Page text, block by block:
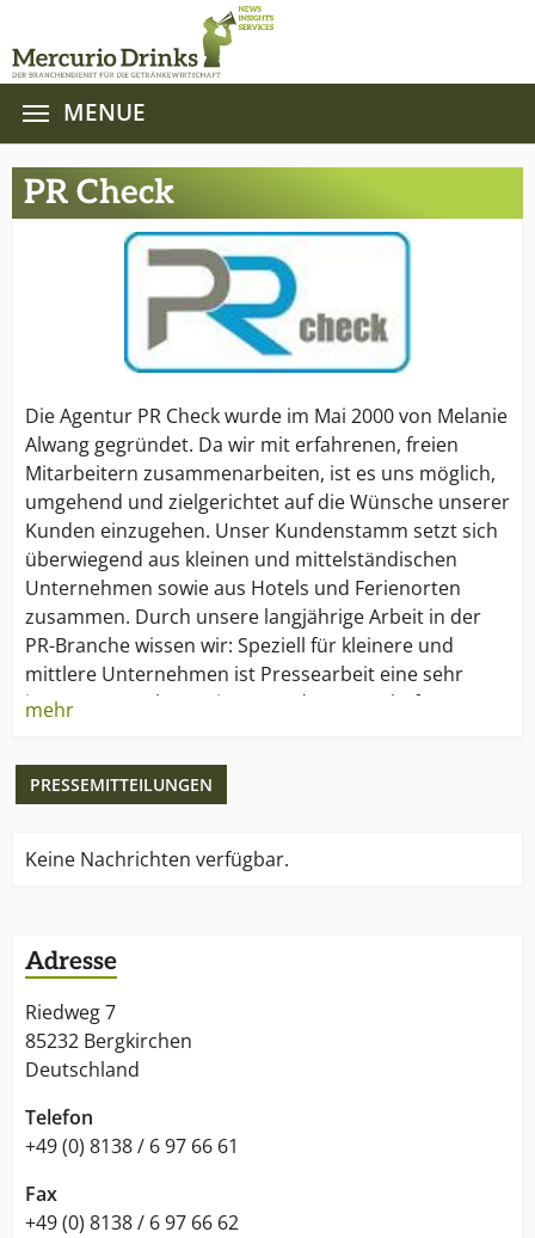
MENUE
PR Check
Die Agentur PR Check wurde im Mai 2000 von Melanie
Alwang gegründet. Da wir mit erfahrenen, freien
Mitarbeitern zusammenarbeiten, ist es uns möglich,
umgehend und zielgerichtet auf die Wünsche unserer
Kunden einzugehen. Unser Kundenstamm setzt sich
überwiegend aus kleinen und mittelständischen
Unternehmen sowie aus Hotels und Ferienorten
zusammen. Durch unsere langjährige Arbeit in der
PR-Branche wissen wir: Speziell für kleinere und
mittlere Unternehmen ist Pressearbeit eine sehr
interessante Alternative zu anderen Werbeformen
Anzeige in einem Fachmagazin schlägt schnell mit
1000 Euro zu Buche. Wird der gleiche Preis in PR-
Presse-Aussendungen, aus denen dann wiederum
eine Vielzahl von Veröffentlichungen entsteht, die
Glaubwürdigkeit für den Leser weitaus höher
mehr
PRESSEMITTEILUNGEN
Keine Nachrichten verfügbar.
Adresse
Riedweg 7
85232 Bergkirchen
Deutschland
Telefon
+49 (0) 8138 / 6 97 66 61
Fax
+49 (0) 8138 / 6 97 66 62